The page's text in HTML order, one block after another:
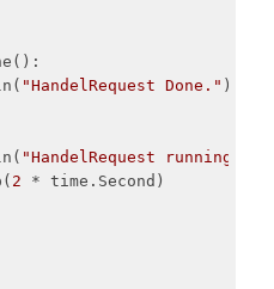
"HandelRequest Done." )
"HandelRequest running"
2 * time.Second)